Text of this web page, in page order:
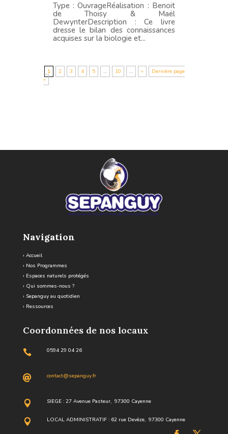
Type : OuvrageRéalisation : Benoit
de Thoisy & Maël
DewynterDescription : Ce livre
dresse le bilan des connaissances
acquises sur la biologie et...
1 2 3 4 5 … 10 … »
Dernière page
»
Navigation
› Accueil
› Nos Programmes
› Espaces naturels protégés
› Qui sommes-nous ?
› Sepanguy au quotidien
› Ressources
Coordonnées de nos locaux
 0594 29 04 26
 contact@sepanguy.fr
 SIEGE : 27 Avenue Pasteur, 97300 Cayenne
 LOCAL ADMINISTRATIF : 62 rue Devèze, 97300 Cayenne